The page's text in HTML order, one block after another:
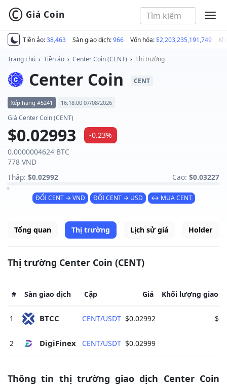
Tiền ảo:38,463 Sàn giao dịch:966 Vốn hóa:$2,203,235,191,749
© Giá Coin
Trang chủ › Tiền ảo › Center Coin (CENT) › Thị trường
Center Coin CENT
Xếp hạng #5241 16:18:00 07/08/2026
Giá Center Coin (CENT)
$0.02993
-0.23%
0.0000004624 BTC
778 VND
Thấp: $0.02992 Cao: $0.03227
ĐỔI CENT → VND ĐỔI CENT → USD ↔ MUA CENT
Tổng quan Thị trường Lịch sử giá Holder
Thị trường Center Coin (CENT)
# Sàn giao dịch Cặp Giá Khối lượng giao
1 BTCC CENT/USDT $0.02992
2 DigiFinex CENT/USDT $0.02999
Thông tin thị trường giao dịch Center Coin